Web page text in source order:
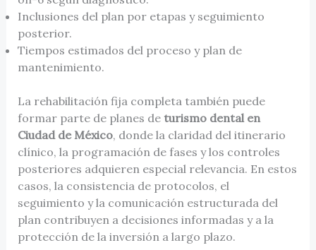
Inclusiones del plan por etapas y seguimiento
posterior.
Tiempos estimados del proceso y plan de
mantenimiento.
La rehabilitación fija completa también puede
formar parte de planes de turismo dental en
Ciudad de México, donde la claridad del itinerario
clínico, la programación de fases y los controles
posteriores adquieren especial relevancia. En estos
casos, la consistencia de protocolos, el
seguimiento y la comunicación estructurada del
plan contribuyen a decisiones informadas y a la
protección de la inversión a largo plazo.